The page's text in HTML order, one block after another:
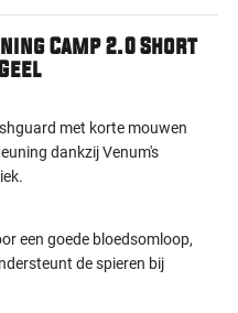
Camp 2.0 Short
met korte mouwen
dankzij Venum's
een goede bloedsomloop,
de spieren bij